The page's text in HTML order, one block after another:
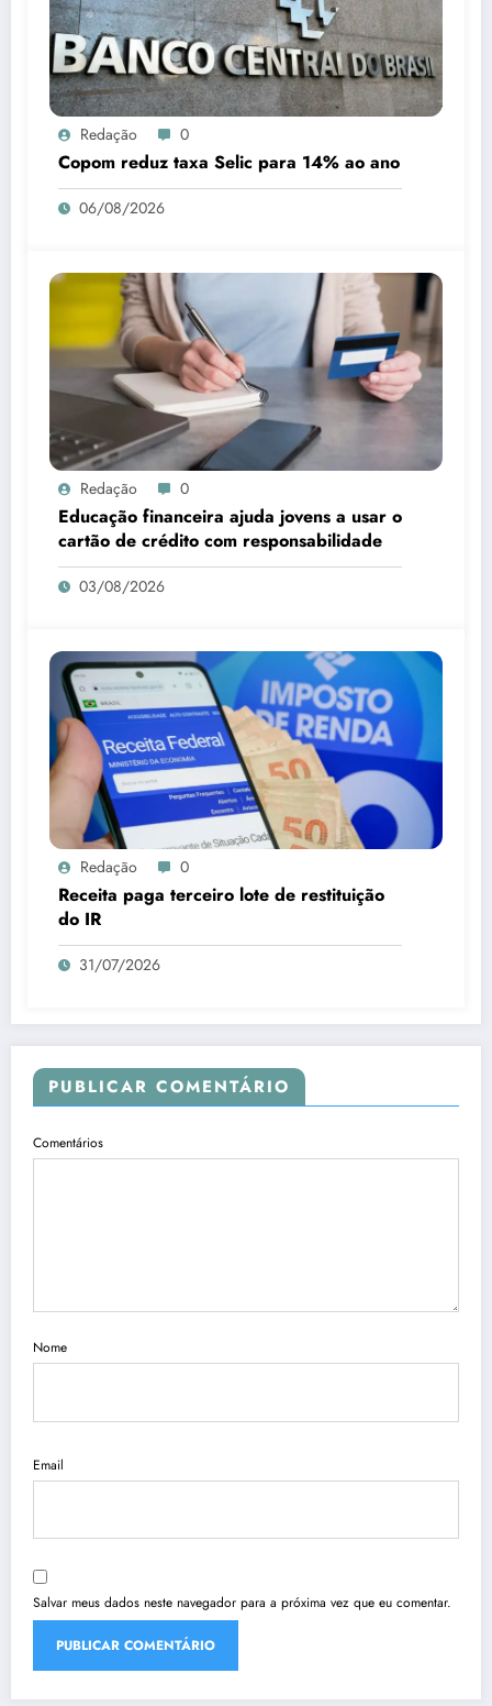
Redação 0
Copom reduz taxa Selic para 14% ao ano
06/08/2026
Redação 0
Educação financeira ajuda jovens a usar o
cartão de crédito com responsabilidade
03/08/2026
Redação 0
Receita paga terceiro lote de restituição
do IR
31/07/2026
PUBLICAR COMENTÁRIO
Comentários
Nome
Email
Salvar meus dados neste navegador para a próxima vez que eu comentar.